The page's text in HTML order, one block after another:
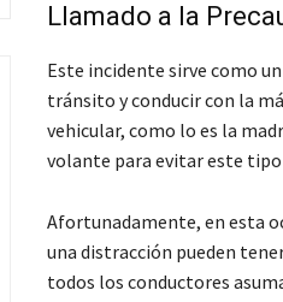
Llamado a la
Este incidente sirve como
tránsito y conducir con la
vehicular, como lo es la
volante para evitar este tipo
Afortunadamente, en esta
una distracción pueden
todos los conductores